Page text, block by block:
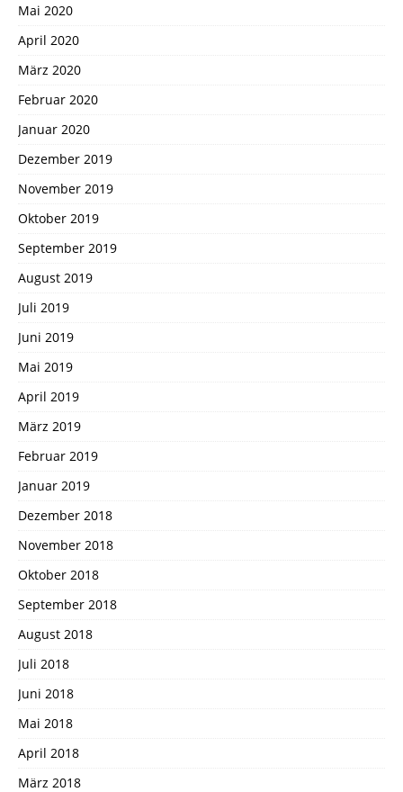
Mai 2020
April 2020
März 2020
Februar 2020
Januar 2020
Dezember 2019
November 2019
Oktober 2019
September 2019
August 2019
Juli 2019
Juni 2019
Mai 2019
April 2019
März 2019
Februar 2019
Januar 2019
Dezember 2018
November 2018
Oktober 2018
September 2018
August 2018
Juli 2018
Juni 2018
Mai 2018
April 2018
März 2018